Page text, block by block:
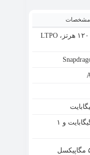
مشخصات
۶.۳۶ اینچ، ۱۲۰ هرتز، LTPO
۲۵۶/۵۱۲ گیگابایت و ۱